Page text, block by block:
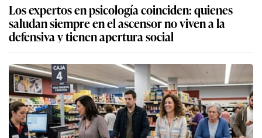
Los expertos en psicología coinciden: quienes
saludan siempre en el ascensor no viven a la
defensiva y tienen apertura social